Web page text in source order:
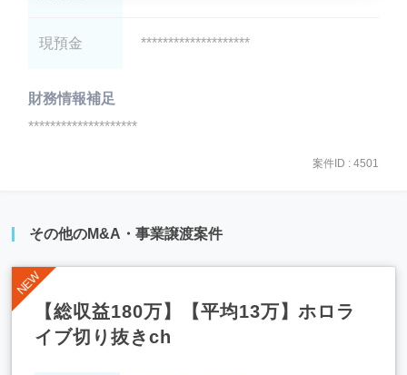
現預金 ********************
財務情報補足
********************
案件ID : 4501
その他のM&A・事業譲渡案件
【総収益180万】【平均13万】ホロラ
イブ切り抜きch